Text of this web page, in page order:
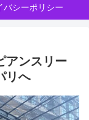
バシーポリシー
アンスリー
リへ